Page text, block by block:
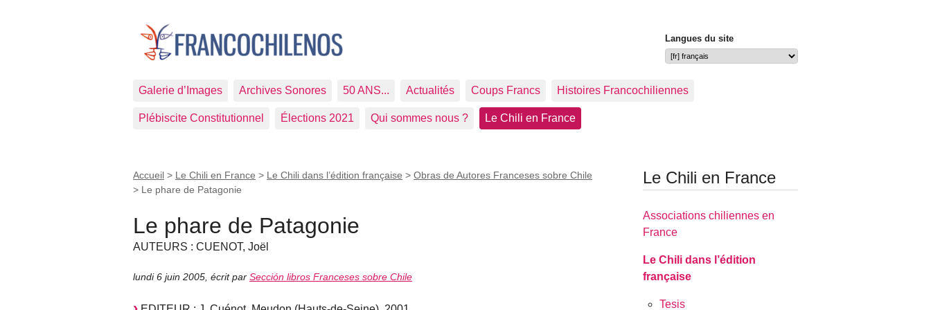
Langues du site
Galerie d’Images Archives Sonores 50 ANS... Actualités Coups Francs Histoires Francochiliennes
Plébiscite Constitutionnel Élections 2021 Qui sommes nous ? Le Chili en France
Accueil > Le Chili en France > Le Chili dans l’édition française > Obras de Autores Franceses sobre Chile
> Le phare de Patagonie
Le phare de Patagonie
AUTEURS : CUENOT, Joël
lundi 6 juin 2005 écrit par Sección libros Franceses sobre Chile
Le Chili en France
Associations chiliennes en
France
Le Chili dans l’édition
française
Tesis